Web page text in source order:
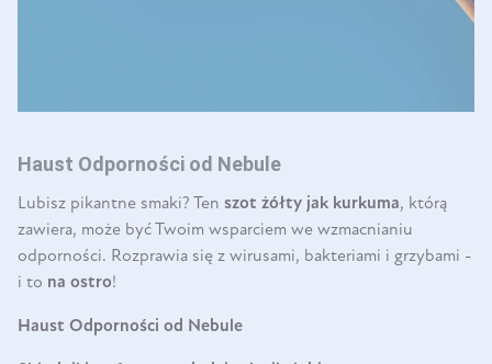
Haust Odporności od Nebule
Lubisz pikantne smaki? Ten szot żółty jak kurkuma, którą
zawiera, może być Twoim wsparciem we wzmacnianiu
odporności. Rozprawia się z wirusami, bakteriami i grzybami -
i to na ostro!
Haust Odporności od Nebule